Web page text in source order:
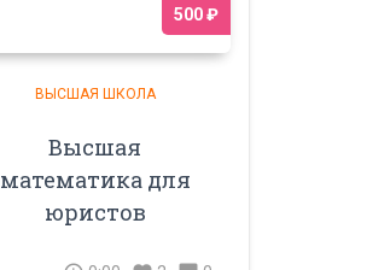
500 ₽
ВЫСШАЯ ШКОЛА
Высшая
математика для
юристов